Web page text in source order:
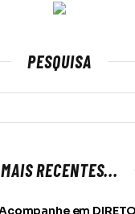
PESQUISA
MAIS RECENTES...